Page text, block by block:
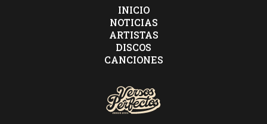
INICIO
NOTICIAS
ARTISTAS
DISCOS
CANCIONES